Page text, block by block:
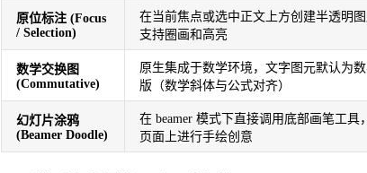
原位标注 (Focus
/ Selection)
在当前焦点或选中正文上方创建半透明图
支持圈画和高亮
数学交换图
(Commutative)
原生集成于数学环境，文字图元默认为
版（数学斜体与公式对齐）
幻灯片涂鸦
(Beamer Doodle)
在 beamer 模式下直接调用底部画笔工具
页面上进行手绘创意